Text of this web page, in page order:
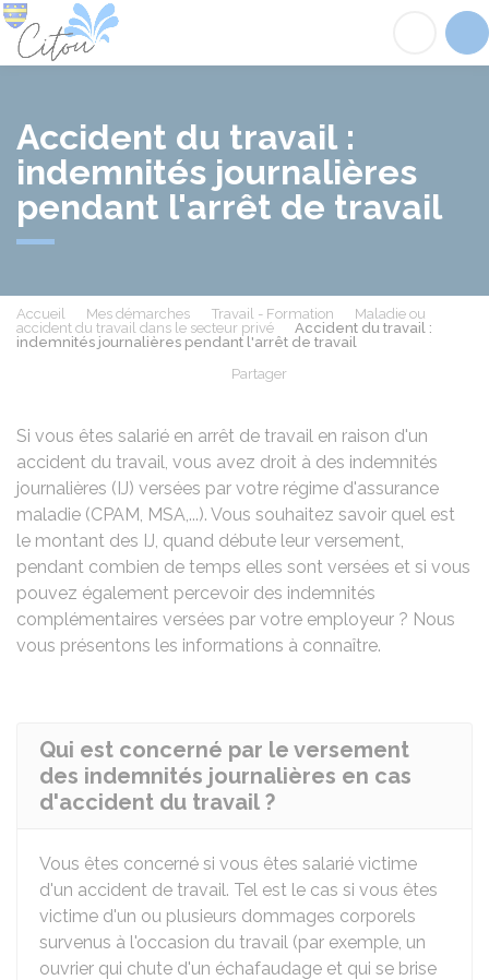
Accident du travail :
indemnités journalières
pendant l'arrêt de travail
Accueil Mes démarches Travail - Formation
Maladie ou
accident du travail dans le secteur privé
Accident du travail :
indemnités journalières pendant l'arrêt de travail
Partager
Si vous êtes salarié en arrêt de travail en raison d'un
accident du travail, vous avez droit à des indemnités
journalières (IJ) versées par votre régime d'assurance
maladie (CPAM, MSA,...). Vous souhaitez savoir quel est
le montant des IJ, quand débute leur versement,
pendant combien de temps elles sont versées et si vous
pouvez également percevoir des indemnités
complémentaires versées par votre employeur ? Nous
vous présentons les informations à connaître.
Qui est concerné par le versement
des indemnités journalières en cas
d'accident du travail ?
Vous êtes concerné si vous êtes salarié victime
d'un accident de travail. Tel est le cas si vous êtes
victime d'un ou plusieurs dommages corporels
survenus à l'occasion du travail (par exemple, un
ouvrier qui chute d'un échafaudage et qui se brise